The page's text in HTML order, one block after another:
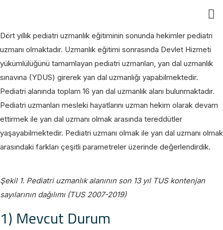
Dört yıllık pediatri uzmanlık eğitiminin sonunda hekimler pediatri
uzmanı olmaktadır. Uzmanlık eğitimi sonrasında Devlet Hizmeti
yükümlülüğünü tamamlayan pediatri uzmanları, yan dal uzmanlık
sınavına (YDUS) girerek yan dal uzmanlığı yapabilmektedir.
Pediatri alanında toplam 16 yan dal uzmanlık alanı bulunmaktadır.
Pediatri uzmanları mesleki hayatlarını uzman hekim olarak devam
ettirmek ile yan dal uzmanı olmak arasında tereddütler
yaşayabilmektedir. Pediatri uzmanı olmak ile yan dal uzmanı olmak
arasındaki farkları çeşitli parametreler üzerinde değerlendirdik.
Şekil 1. Pediatri uzmanlık alanının son 13 yıl TUS kontenjan
sayılarının dağılımı (TUS 2007-2019)
1) Mevcut Durum